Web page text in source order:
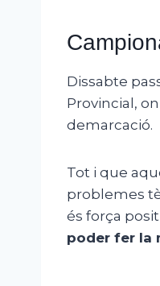
Dissabte
Provincial,
demarcació.
Tot i que
problemes
és força
poder fer la